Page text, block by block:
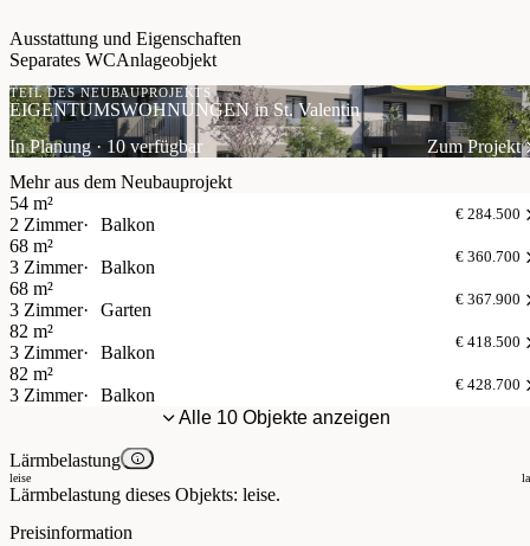
Ausstattung und Eigenschaften
Separates WCAnlageobjekt
TEIL DES NEUBAUPROJEKTS
EIGENTUMSWOHNUNGEN in St. Valentin
In Planung · 10 verfügbar
Zum Projekt
Mehr aus dem Neubauprojekt
54 m²
2 Zimmer
Balkon
€ 284.500
68 m²
3 Zimmer
Balkon
€ 360.700
68 m²
3 Zimmer
Garten
€ 367.900
82 m²
3 Zimmer
Balkon
€ 418.500
82 m²
3 Zimmer
Balkon
€ 428.700
Alle 10 Objekte anzeigen
Lärmbelastung
leise
Lärmbelastung dieses Objekts: leise.
Preisinformation